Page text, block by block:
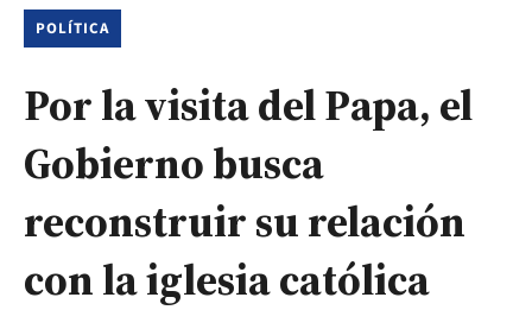
POLÍTICA
Por la visita del Papa, el
Gobierno busca
reconstruir su relación
con la iglesia católica